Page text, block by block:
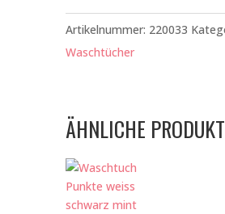
Menge
Artikelnummer: 220033
Waschtücher
ÄHNLICHE